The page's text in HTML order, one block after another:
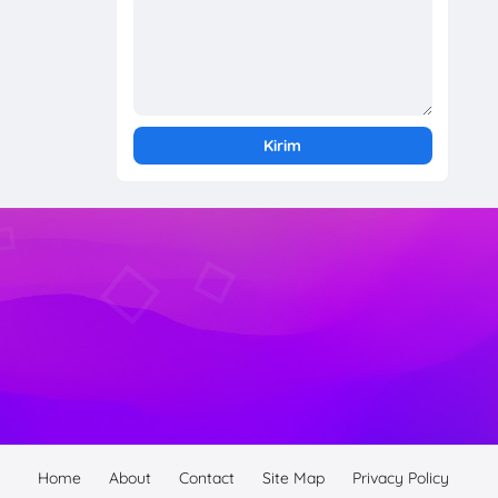
Home About Contact Site Map Privacy Policy